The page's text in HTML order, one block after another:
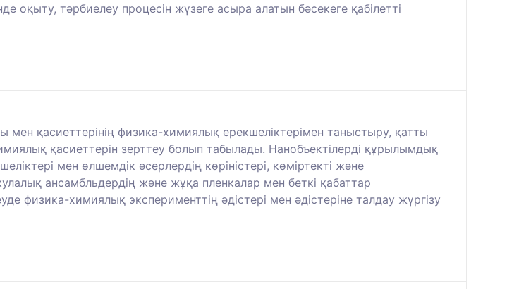
оқыту, тәрбиелеу процесін жүзеге асыра алатын бәсекеге қабілетті
қасиеттерінің физика-химиялық ерекшеліктерімен таныстыру, қатты
қасиеттерін зерттеу болып табылады. Нанобъектілерді құрылымдық
мен өлшемдік әсерлердің көріністері, көміртекті және
ансамбльдердің және жұқа пленкалар мен беткі қабаттар
физика-химиялық эксперименттің әдістері мен әдістеріне талдау жүргізу